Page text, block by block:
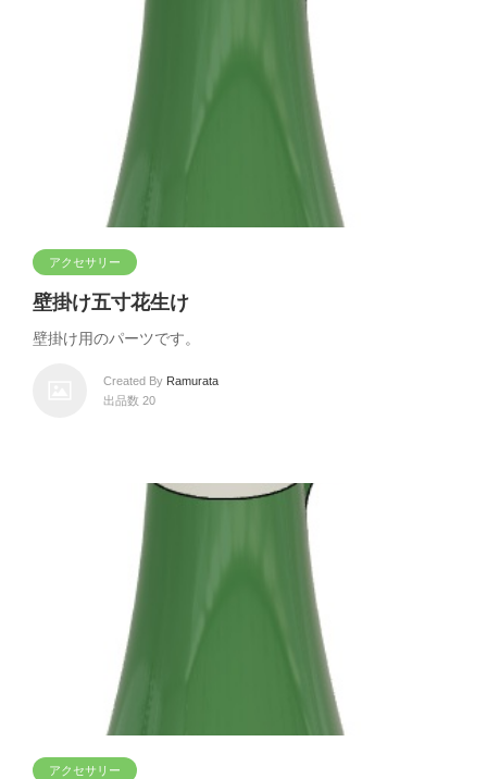
アクセサリー
壁掛け五寸花生け
壁掛け用のパーツです。
Created By Ramurata
出品数 20
アクセサリー